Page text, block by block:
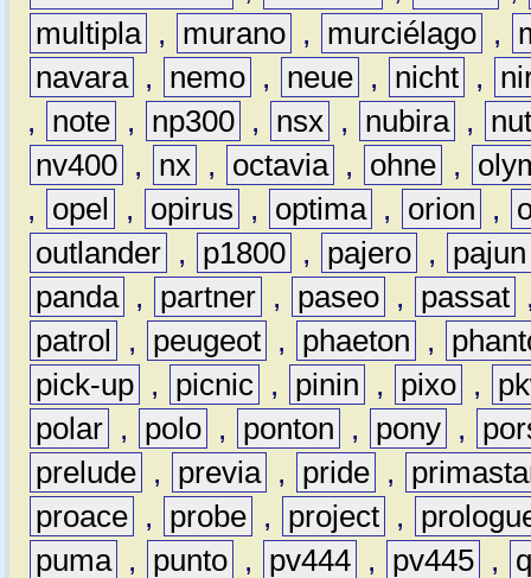
multipla , murano , murciélago ,
navara , nemo , neue , nicht ,
,
note , np300 , nsx , nubira ,
nv400 , nx , octavia , ohne ,
,
opel , opirus , optima , orion ,
outlander , p1800 , pajero ,
pajun
panda , partner , paseo , passat
patrol
, peugeot , phaeton ,
pick-up , picnic , pinin , pixo ,
polar , polo , ponton , pony ,
prelude , previa , pride ,
proace , probe , project ,
puma , punto , pv444 , pv445 ,